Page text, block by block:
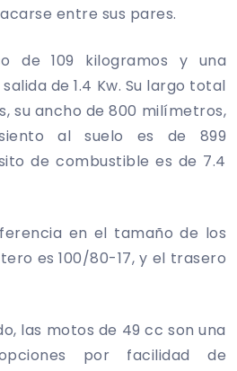
entre sus pares.
de 109 kilogramos y una
de 1.4 Kw. Su largo total
su ancho de 800 milímetros,
al suelo es de 899
de combustible es de 7.4
en el tamaño de los
es 100/80-17, y el trasero
las motos de 49 cc son una
por facilidad de